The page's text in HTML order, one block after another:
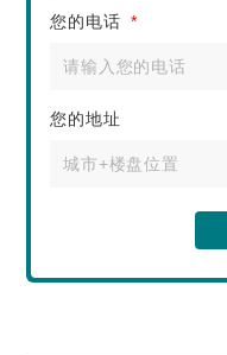
您的电话 *
您的地址